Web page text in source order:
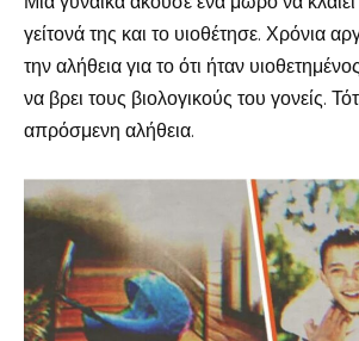
γείτονά της και το υιοθέτησε. Χρόνια
την αλήθεια για το ότι ήταν
να βρει τους βιολογικούς του γονείς.
απρόσμενη αλήθεια.